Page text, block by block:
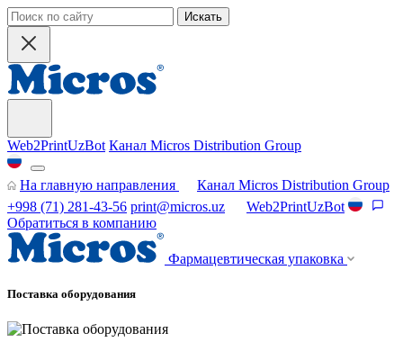
Искать
Web2PrintUzBot Канал Micros Distribution Group
На главную направления
Канал Micros Distribution Group
+998 (71) 281-43-56 print@micros.uz
Web2PrintUzBot
Обратиться в компанию
Фармацевтическая упаковка
Поставка оборудования